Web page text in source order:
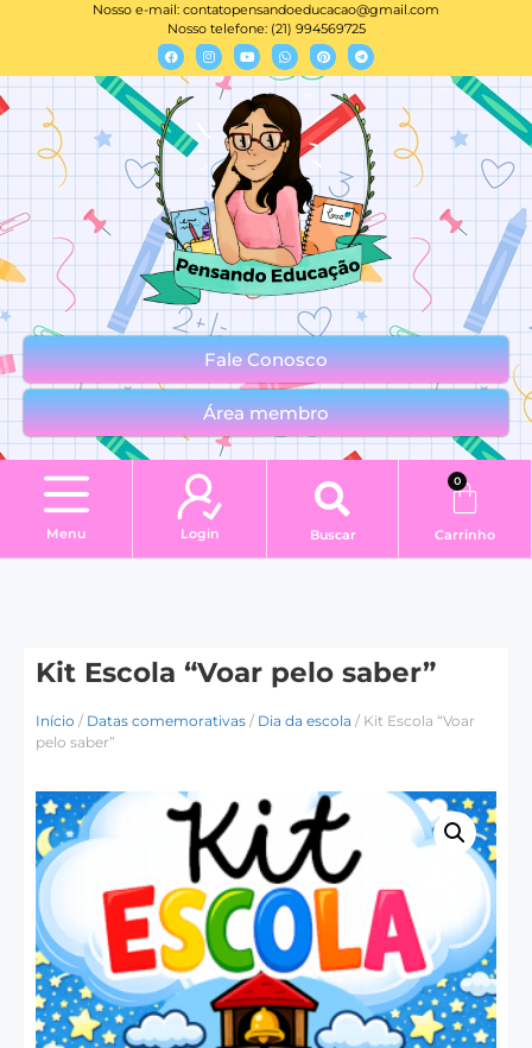
Nosso e-mail: contatopensandoeducacao@gmail.com
Nosso telefone: (21) 994569725
Fale Conosco
Área membro
Menu Login Buscar
0
Carrinho
Kit Escola “Voar pelo saber”
Início / Datas comemorativas / Dia da escola / Kit Escola “Voar
pelo saber”